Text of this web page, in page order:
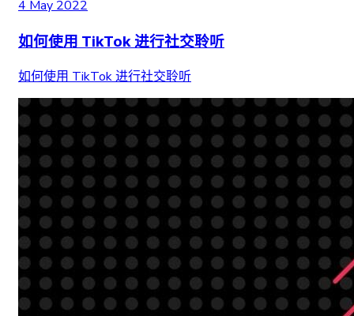
4 May 2022
如何使用 TikTok 进行社交聆听
如何使用 TikTok 进行社交聆听